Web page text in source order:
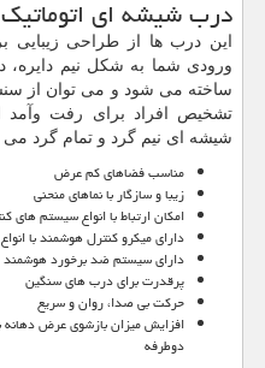
درب شیشه ای
این درب ها از طراحی زیبایی
ورودی شما به شکل نیم دایره،
ساخته می شود و می توان از
تشخیص افراد برای رفت وآمد
شیشه ای نیم گرد و تمام گرد می
مناسب فضاهای کم عرض
زیبا و سازگار با نماهای منحنی
امکان ارتباط با انواع سیستم های
دارای میکرو کنترل هوشمند با
دارای سیستم ضد برخورد هوشمند
پرقدرت برای درب های سنگین
حرکت بی صدا، روان و سریع
افزایش میزان بازشوی عرض دهانه
دوطرفه